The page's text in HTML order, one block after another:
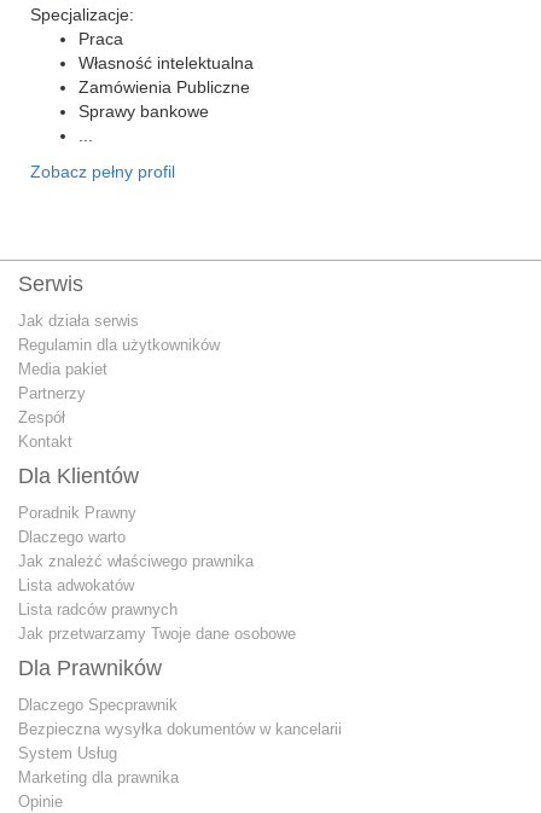
Specjalizacje:
Praca
Własność intelektualna
Zamówienia Publiczne
Sprawy bankowe
Zobacz pełny profil
Serwis
Jak działa serwis
Regulamin dla użytkowników
Media pakiet
Partnerzy
Zespół
Kontakt
Dla Klientów
Poradnik Prawny
Dlaczego warto
Jak znależć właściwego prawnika
Lista adwokatów
Lista radców prawnych
Jak przetwarzamy Twoje dane osobowe
Dla Prawników
Dlaczego Specprawnik
Bezpieczna wysyłka dokumentów w kancelarii
System Usług
Marketing dla prawnika
Opinie